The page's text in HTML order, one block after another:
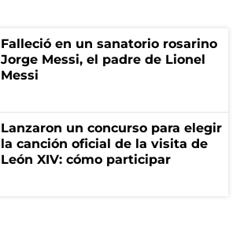
Falleció en un sanatorio rosarino
Jorge Messi, el padre de Lionel
Messi
Lanzaron un concurso para elegir
la canción oficial de la visita de
León XIV: cómo participar